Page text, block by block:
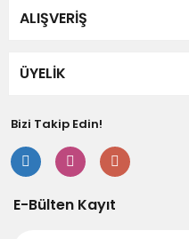
ALIŞVERİŞ
ÜYELİK
Bizi Takip Edin!
E-Bülten Kayıt